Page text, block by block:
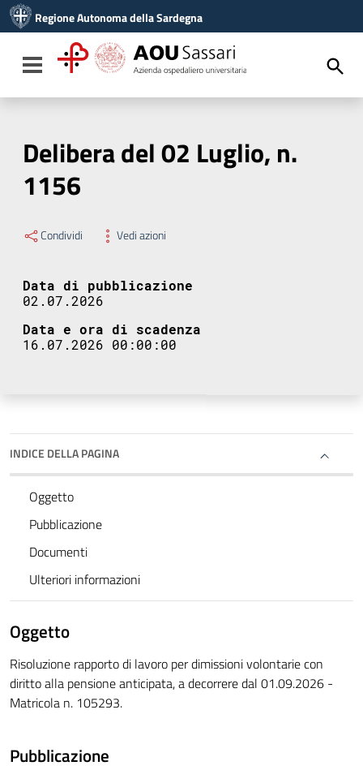
Vai al menu di navigazione
Vai al footer
Regione Autonoma della Sardegna
Toggle navigation
Delibera del 02 Luglio, n.
1156
Condividi Vedi azioni
Data di pubblicazione
02.07.2026
Data e ora di scadenza
16.07.2026 00:00:00
INDICE DELLA PAGINA
Oggetto
Pubblicazione
Documenti
Ulteriori informazioni
Oggetto
Risoluzione rapporto di lavoro per dimissioni volontarie con
diritto alla pensione anticipata, a decorrere dal 01.09.2026 -
Matricola n. 105293.
Pubblicazione